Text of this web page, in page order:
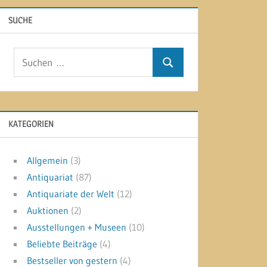
SUCHE
Suchen
KATEGORIEN
Allgemein (3)
Antiquariat (87)
Antiquariate der Welt (12)
Auktionen (2)
Ausstellungen + Museen (10)
Beliebte Beiträge (4)
Bestseller von gestern (4)